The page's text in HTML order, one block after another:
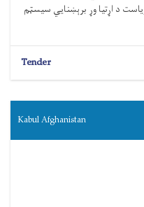
د اړتیا وړ برېښنايي سیسټم
Tender
Kabul Afghanistan